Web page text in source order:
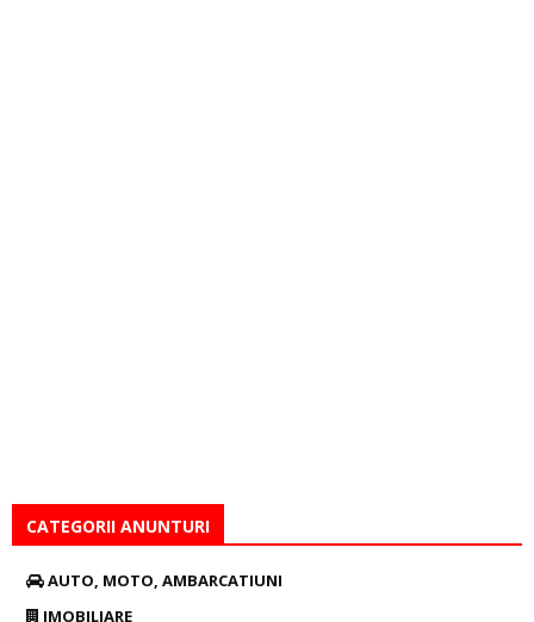
CATEGORII ANUNTURI
AUTO, MOTO, AMBARCATIUNI
IMOBILIARE